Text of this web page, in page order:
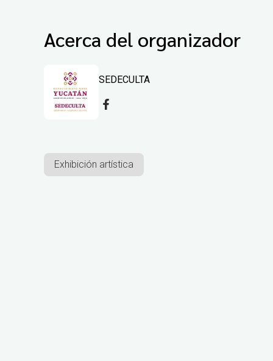
Acerca del organizador
SEDECULTA
Exhibición artística